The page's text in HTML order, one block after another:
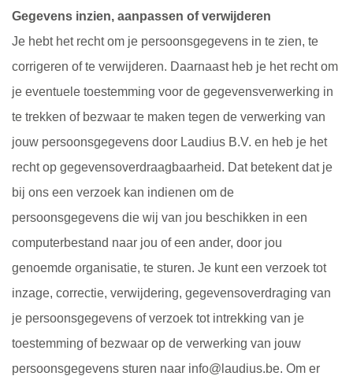
Gegevens inzien, aanpassen of verwijderen
Je hebt het recht om je persoonsgegevens in te zien, te
corrigeren of te verwijderen. Daarnaast heb je het recht om
je eventuele toestemming voor de gegevensverwerking in
te trekken of bezwaar te maken tegen de verwerking van
jouw persoonsgegevens door Laudius B.V. en heb je het
recht op gegevensoverdraagbaarheid. Dat betekent dat je
bij ons een verzoek kan indienen om de
persoonsgegevens die wij van jou beschikken in een
computerbestand naar jou of een ander, door jou
genoemde organisatie, te sturen. Je kunt een verzoek tot
inzage, correctie, verwijdering, gegevensoverdraging van
je persoonsgegevens of verzoek tot intrekking van je
toestemming of bezwaar op de verwerking van jouw
persoonsgegevens sturen naar info@laudius.be. Om er